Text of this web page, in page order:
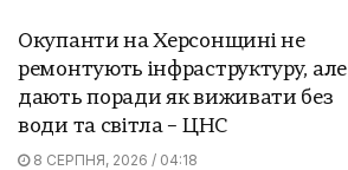
Окупанти на Херсонщині не
ремонтують інфраструктуру, але
дають поради як виживати без
води та світла – ЦНС
8 СЕРПНЯ, 2026 / 04:18